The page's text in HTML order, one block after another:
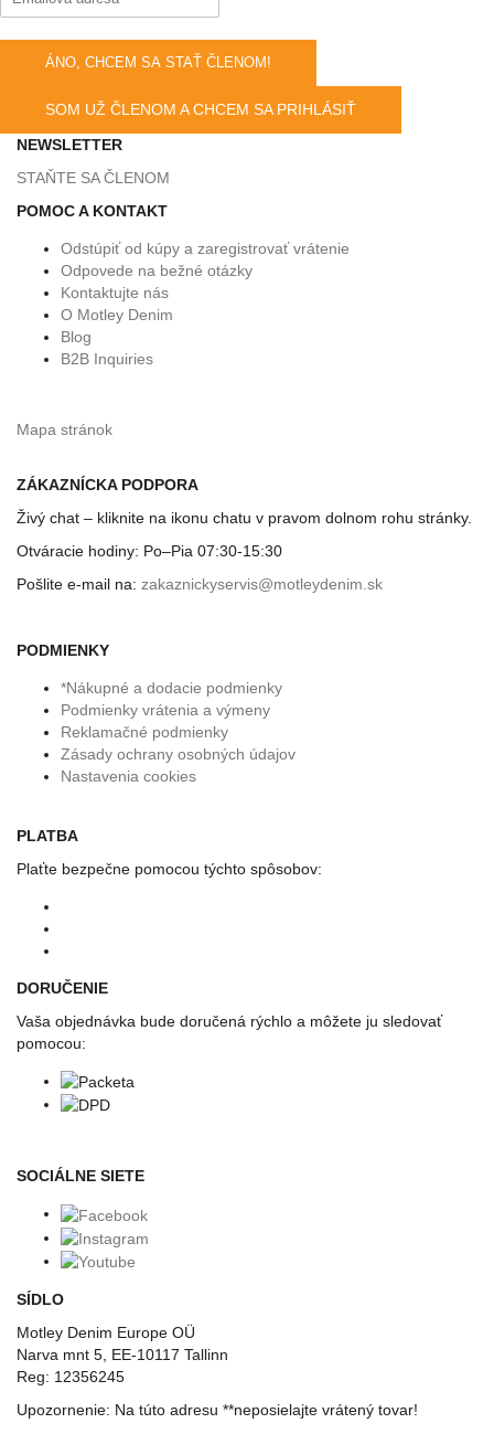
ÁNO, CHCEM SA STAŤ ČLENOM!
SOM UŽ ČLENOM A CHCEM SA PRIHLÁSIŤ
NEWSLETTER
STAŇTE SA ČLENOM
POMOC A KONTAKT
Odstúpiť od kúpy a zaregistrovať vrátenie
Odpovede na bežné otázky
Kontaktujte nás
O Motley Denim
Blog
B2B Inquiries
Mapa stránok
ZÁKAZNÍCKA PODPORA
Živý chat – kliknite na ikonu chatu v pravom dolnom rohu stránky.
Otváracie hodiny: Po–Pia 07:30-15:30
Pošlite e-mail na: zakaznickyservis@motleydenim.sk
PODMIENKY
*Nákupné a dodacie podmienky
Podmienky vrátenia a výmeny
Reklamačné podmienky
Zásady ochrany osobných údajov
Nastavenia cookies
PLATBA
Plaťte bezpečne pomocou týchto spôsobov:
DORUČENIE
Vaša objednávka bude doručená rýchlo a môžete ju sledovať
pomocou:
SOCIÁLNE SIETE
SÍDLO
Motley Denim Europe OÜ
Narva mnt 5, EE-10117 Tallinn
Reg: 12356245
Upozornenie: Na túto adresu **neposielajte vrátený tovar!